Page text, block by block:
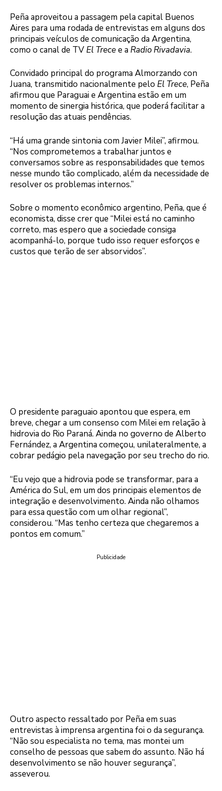
Peña aproveitou a passagem pela capital Buenos
Aires para uma rodada de entrevistas em alguns dos
principais veículos de comunicação da Argentina,
como o canal de TVEl Trecee aRadio Rivadavia.
Convidado principal do programa Almorzando con
Juana, transmitido nacionalmente pelo El Trece, Peña
afirmou que Paraguai e Argentina estão em um
momento de sinergia histórica, que poderá facilitar a
resolução das atuais pendências.
“Há uma grande sintonia com Javier Milei”, afirmou.
“Nos comprometemos a trabalhar juntos e
conversamos sobre as responsabilidades que temos
nesse mundo tão complicado, além da necessidade de
resolver os problemas internos.”
Sobre o momento econômico argentino, Peña, que é
economista, disse crer que “Milei está no caminho
correto, mas espero que a sociedade consiga
acompanhá-lo, porque tudo isso requer esforços e
custos que terão de ser absorvidos”.
O presidente paraguaio apontou que espera, em
breve, chegar a um consenso com Milei em relação à
hidrovia do Rio Paraná. Ainda no governo de Alberto
Fernández, a Argentina começou, unilateralmente, a
cobrar pedágio pela navegação por seu trecho do rio.
“Eu vejo que a hidrovia pode se transformar, para a
América do Sul, em um dos principais elementos de
integração e desenvolvimento. Ainda não olhamos
para essa questão com um olhar regional”,
considerou. “Mas tenho certeza que chegaremos a
pontos em comum.”
Publicidade
Outro aspecto ressaltado por Peña em suas
entrevistas à imprensa argentina foi o da segurança.
“Não sou especialista no tema, mas montei um
conselho de pessoas que sabem do assunto. Não há
desenvolvimento se não houver segurança”,
asseverou.